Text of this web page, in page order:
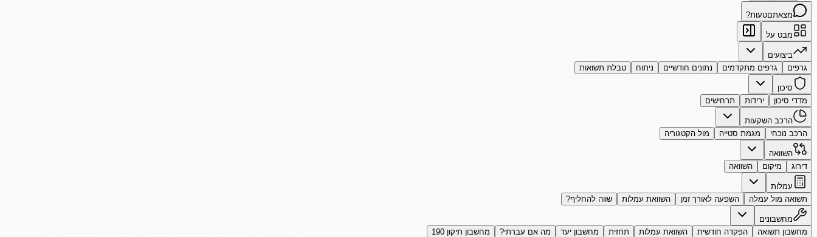
מצאתםטעות?
מבט על
ביצועים
גרפים
גרפים מתקדמים נתונים חודשיים ניתוח טבלת תשואות
סיכון
מדדי סיכון
ירידות תרחישים
הרכב השקעות
הרכב נוכחי
מגמת סטייה מול הקטגוריה
השוואה
דירוג
מיקום השוואה
עמלות
תשואה מול עמלה
השפעה לאורך זמן השוואת עמלות שווה להחליף?
מחשבונים
מחשבון תשואה
הפקדה חודשית השוואת עמלות תחזית מחשבון יעד מה אם עברתי? מחשבון תיקון 190